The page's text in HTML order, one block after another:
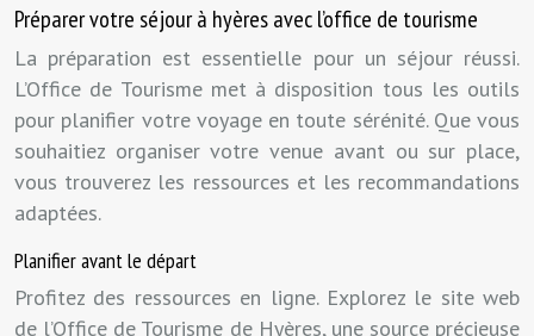
Préparer votre séjour à hyères avec l’office de tourisme
La préparation est essentielle pour un séjour réussi.
L’Office de Tourisme met à disposition tous les outils
pour planifier votre voyage en toute sérénité. Que vous
souhaitiez organiser votre venue avant ou sur place,
vous trouverez les ressources et les recommandations
adaptées.
Planifier avant le départ
Profitez des ressources en ligne. Explorez le site web
de l’Office de Tourisme de Hyères, une source précieuse